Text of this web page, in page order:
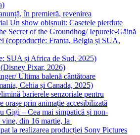
în premieră, revenirea
Un show obișnuit: Casetele pierdute
Secret of the Groundhog/ Iepurele-Găină
(coproducție: Franta, Belgia și SUA,
SUA și Africa de Sud, 2025)
Pixar, 2026)
Ultima balenă cântătoare
Cehia și Canada, 2025)
barierele senzoriale pentru
orașe prin animație accesibilizată
Gigi – Cea mai simpatică și non-
din 16 martie, la
la realizarea producției Sony Pictures